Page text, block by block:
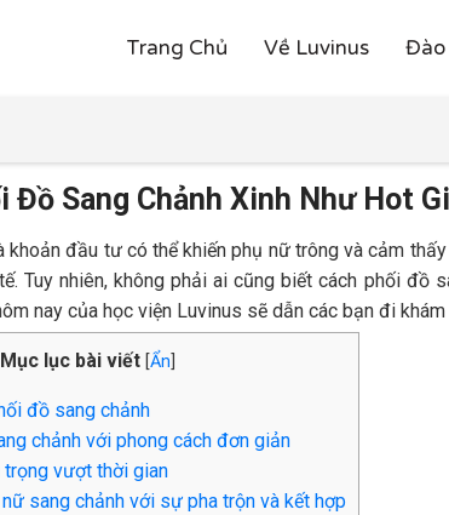
Trang Chủ Về Luvinus Đào
Đồ Sang Chảnh Xinh Như Hot
khoản đầu tư có thể khiến phụ nữ trông và cảm
Tuy nhiên, không phải ai cũng biết cách phối đồ
nay của học viện Luvinus sẽ dẫn các bạn đi
Mục lục bài viết [Ẩn
đồ sang chảnh
chảnh với phong cách đơn giản
trọng vượt thời gian
sang chảnh với sự pha trộn và kết hợp